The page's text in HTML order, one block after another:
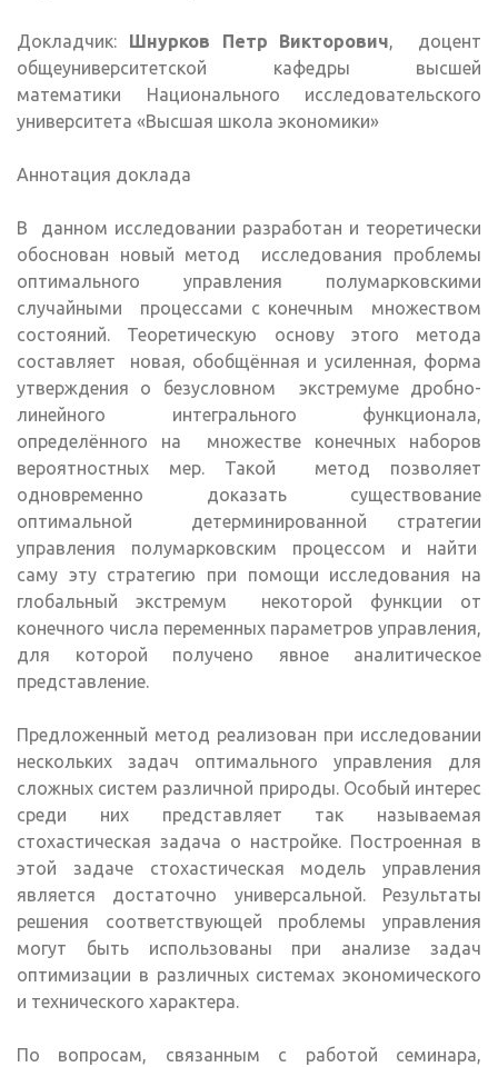
Докладчик: Шнурков Петр Викторович, доцент
общеуниверситетской кафедры высшей
математики Национального исследовательского
университета «Высшая школа экономики»
Аннотация доклада
В данном исследовании разработан и теоретически
обоснован новый метод исследования проблемы
оптимального управления полумарковскими
случайными процессами с конечным множеством
состояний. Теоретическую основу этого метода
составляет новая, обобщённая и усиленная, форма
утверждения о безусловном экстремуме дробно-
линейного интегрального функционала,
определённого на множестве конечных наборов
вероятностных мер. Такой метод позволяет
одновременно доказать существование
оптимальной детерминированной стратегии
управления полумарковским процессом и найти
саму эту стратегию при помощи исследования на
глобальный экстремум некоторой функции от
конечного числа переменных параметров управления,
для которой получено явное аналитическое
представление.
Предложенный метод реализован при исследовании
нескольких задач оптимального управления для
сложных систем различной природы. Особый интерес
среди них представляет так называемая
стохастическая задача о настройке. Построенная в
этой задаче стохастическая модель управления
является достаточно универсальной. Результаты
решения соответствующей проблемы управления
могут быть использованы при анализе задач
оптимизации в различных системах экономического
и технического характера.
По вопросам, связанным с работой семинара,